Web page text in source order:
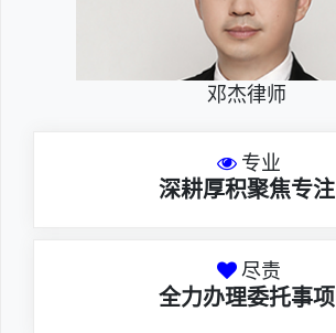
邓杰律师
专业
深耕厚积聚焦专注
尽责
全力办理委托事项